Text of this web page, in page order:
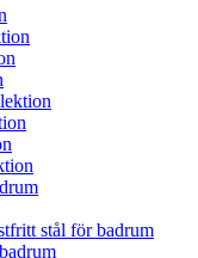
stål för badrum